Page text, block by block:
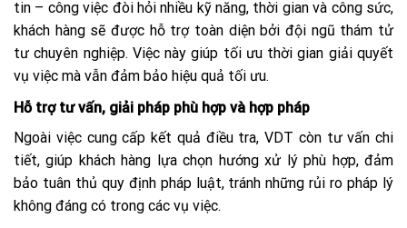
tin – công việc đòi hỏi nhiều kỹ năng, thời gian và công sức,
khách hàng sẽ được hỗ trợ toàn diện bởi đội ngũ thám tử
tư chuyên nghiệp. Việc này giúp tối ưu thời gian giải quyết
vụ việc mà vẫn đảm bảo hiệu quả tối ưu.
Hỗ trợ tư vấn, giải pháp phù hợp và hợp pháp
Ngoài việc cung cấp kết quả điều tra, VDT còn tư vấn chi
tiết, giúp khách hàng lựa chọn hướng xử lý phù hợp, đảm
bảo tuân thủ quy định pháp luật, tránh những rủi ro pháp lý
không đáng có trong các vụ việc.